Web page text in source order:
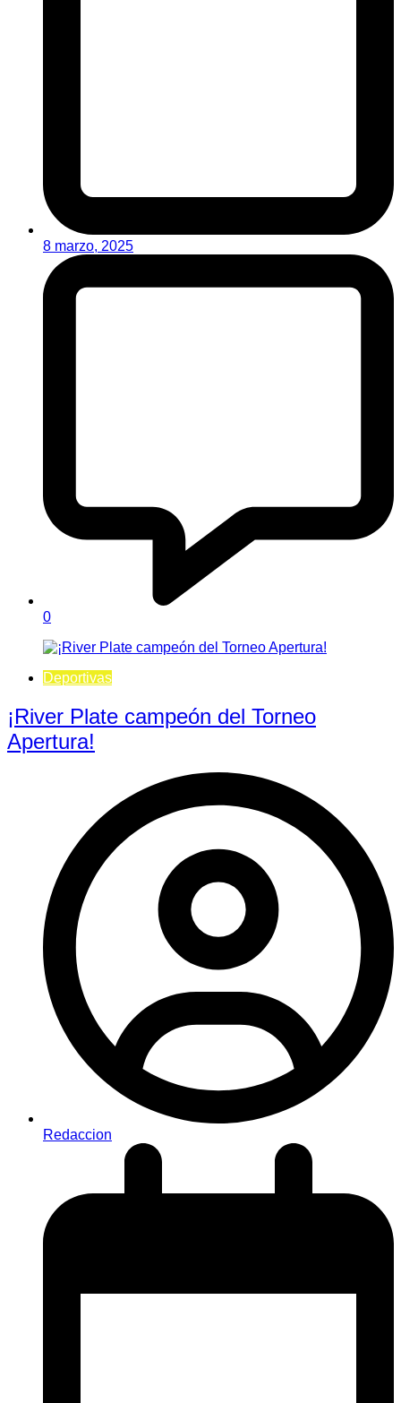
8 marzo, 2025
0
Deportivas
¡River Plate campeón del Torneo
Apertura!
Redaccion